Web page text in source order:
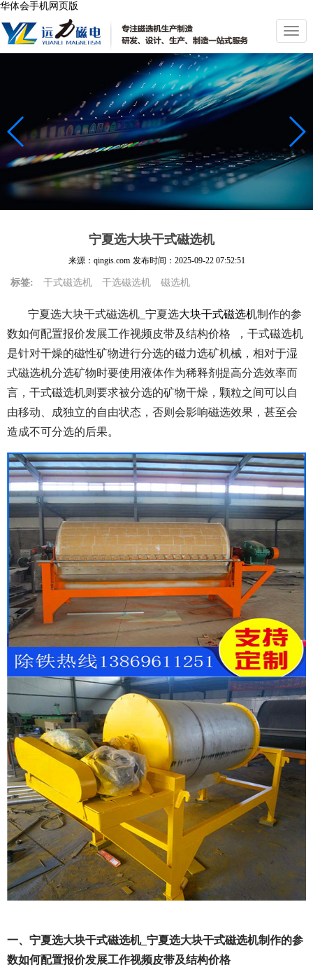
华体会手机网页版
切
换
导
航
宁夏选大块干式磁选机
来源：qingis.com 发布时间： 2025-09-22 07:52:51
标签: 干式磁选机 干选磁选机 磁选机
宁夏选大块干式磁选机_宁夏选大块干式磁选机制作的参
数如何配置报价发展工作视频皮带及结构价格 ，干式磁选机
是针对干燥的磁性矿物进行分选的磁力选矿机械，相对于湿
式磁选机分选矿物时要使用液体作为稀释剂提高分选效率而
言，干式磁选机则要求被分选的矿物干燥，颗粒之间可以自
由移动、成独立的自由状态，否则会影响磁选效果，甚至会
造成不可分选的后果。
一、宁夏选大块干式磁选机_宁夏选大块干式磁选机制作的参
数如何配置报价发展工作视频皮带及结构价格